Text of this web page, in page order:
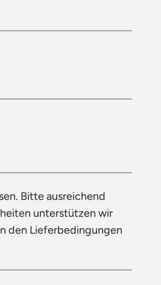
Bitte ausreichend
unterstützen wir
den Lieferbedingungen